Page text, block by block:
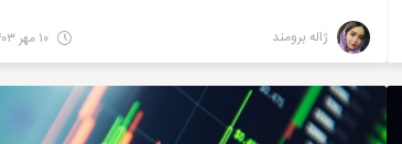
ژاله برومند مالی